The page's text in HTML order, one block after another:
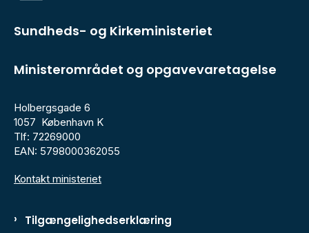
Sundheds- og Kirkeministeriet
Ministerområdet og opgavevaretagelse
Holbergsgade 6
1057 København K
Tlf: 72269000
EAN: 5798000362055
Kontakt ministeriet
Tilgængelighedserklæring